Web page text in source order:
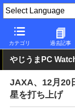
カテゴリ 過去記事
PC Watch 市場 技
やじうまPC
JAXA、12月20
星を打ち上げ